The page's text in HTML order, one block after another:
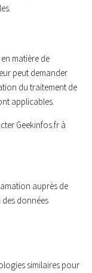
matière de
peut demander
du traitement de
applicables.
Geekinfos.fr à
auprès de
données
similaires pour